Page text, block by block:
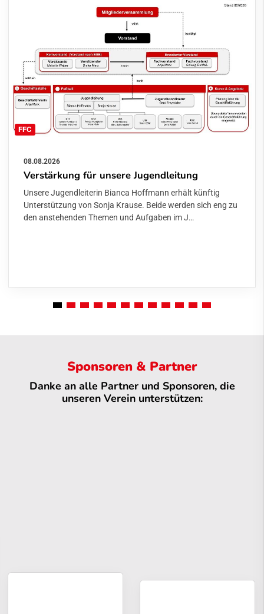
FFC
08.08.2026
Verstärkung für unsere Jugendleitung
Unsere Jugendleiterin Bianca Hoffmann erhält künftig
Unterstützung von Sonja Krause. Beide werden sich eng zu
den anstehenden Themen und Aufgaben im J…
Sponsoren & Partner
Danke an alle Partner und Sponsoren, die
unseren Verein unterstützen: